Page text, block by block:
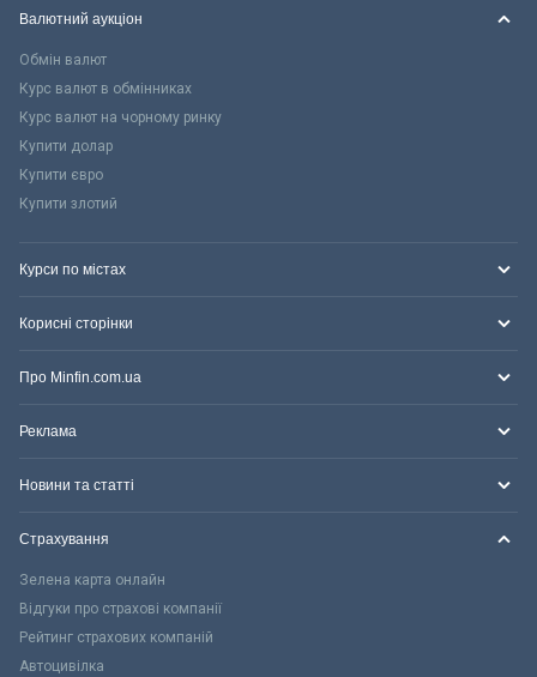
Валютний аукціон
Обмін валют
Курс валют в обмінниках
Курс валют на чорному ринку
Купити долар
Купити євро
Купити злотий
Курси по містах
Корисні сторінки
Про Minfin.com.ua
Реклама
Новини та статті
Страхування
Зелена карта онлайн
Відгуки про страхові компанії
Рейтинг страхових компаній
Автоцивілка